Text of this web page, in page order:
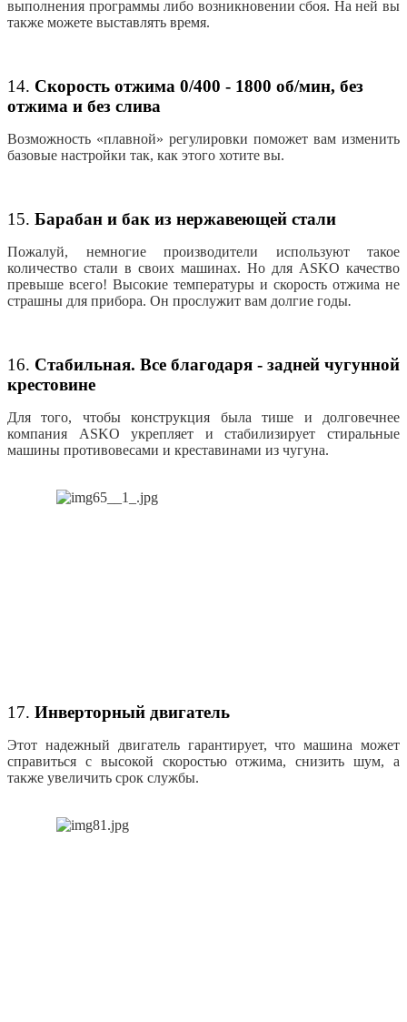
выполнения программы либо возникновении сбоя. На ней вы
также можете выставлять время.
14. Скорость отжима 0/400 - 1800 об/мин, без
отжима и без слива
Возможность «плавной» регулировки поможет вам изменить
базовые настройки так, как этого хотите вы.
15. Барабан и бак из нержавеющей стали
Пожалуй, немногие производители используют такое
количество стали в своих машинах. Но для ASKO качество
превыше всего! Высокие температуры и скорость отжима не
страшны для прибора. Он прослужит вам долгие годы.
16. Стабильная. Все благодаря - задней чугунной
крестовине
Для того, чтобы конструкция была тише и долговечнее
компания ASKO укрепляет и стабилизирует стиральные
машины противовесами и креставинами из чугуна.
17. Инверторный двигатель
Этот надежный двигатель гарантирует, что машина может
справиться с высокой скоростью отжима, снизить шум, а
также увеличить срок службы.